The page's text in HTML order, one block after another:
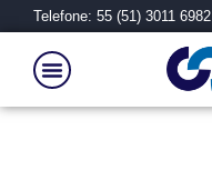
Telefone: 55 (51) 3011 6982